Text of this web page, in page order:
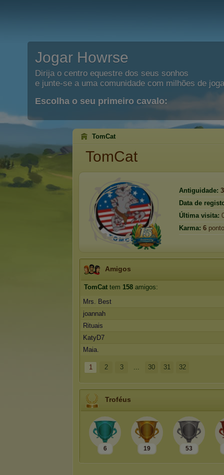
Jogar Howrse
Dirija o centro equestre dos seus sonhos
e junte-se a uma comunidade com milhões de
Escolha o seu primeiro cavalo:
TomCat
TomCat
Antiguidade:
Data de
Última visita:
Karma: 6
Amigos
TomCat tem 158 amigos:
Mrs. Best
joannah
Rituais
KatyD7
Maia.
1 2 3 ... 30 31 32
Troféus
6 19 53